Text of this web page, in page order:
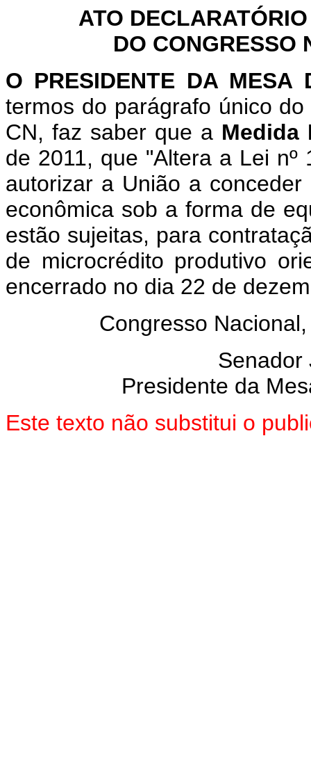
ATO
DO CONGRESSO
O PRESIDENTE DA MESA
termos do parágrafo único
CN, faz saber que a Medida
de 2011, que "Altera a Lei
autorizar a União a
econômica sob a forma de
estão sujeitas, para
de microcrédito produtivo
encerrado no dia 22 de
Congresso
Senador
Presidente da
Este texto não substitui o